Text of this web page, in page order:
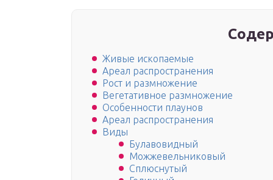
Живые ископаемые
Ареал распространения
Рост и размножение
Вегетативное размножение
Особенности плаунов
Ареал распространения
Виды
Булавовидный
Можжевельниковый
Сплюснутый